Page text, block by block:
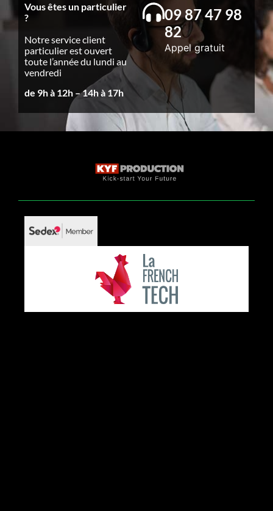
Vous êtes un particulier
?
Notre service client
particulier est ouvert
toute l’année du lundi au
vendredi
de 9h à 12h – 14h à 17h
09 87 47 98
82
Appel gratuit